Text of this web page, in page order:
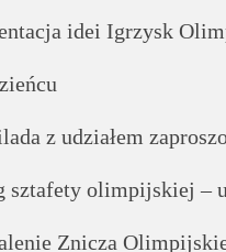
idei Igrzysk
z udziałem
sztafety olimpijskiej –
Znicza